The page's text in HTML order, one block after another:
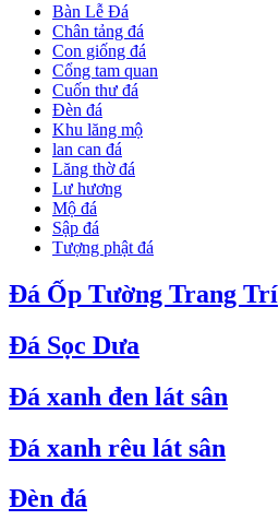
Bàn Lễ Đá
Chân tảng đá
Con giống đá
Cổng tam quan
Cuốn thư đá
Đèn đá
Khu lăng mộ
lan can đá
Lăng thờ đá
Lư hương
Mộ đá
Sập đá
Tượng phật đá
Đá Ốp Tường Trang Trí
Đá Sọc Dưa
Đá xanh đen lát sân
Đá xanh rêu lát sân
Đèn đá